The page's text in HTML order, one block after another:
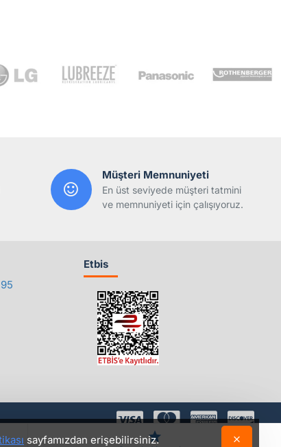
sayfamızdan erişebilirsiniz.
Müşteri Memnuniyeti
En üst seviyede müşteri tatmini
ve memnuniyeti için çalışıyoruz.
Etbis